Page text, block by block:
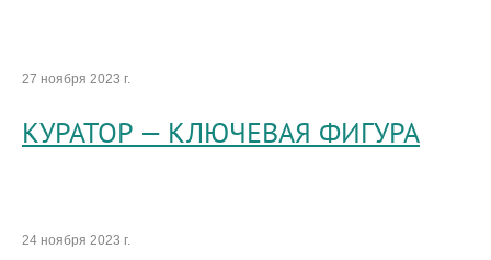
27 ноября 2023 г.
КУРАТОР — КЛЮЧЕВАЯ ФИГУРА
24 ноября 2023 г.